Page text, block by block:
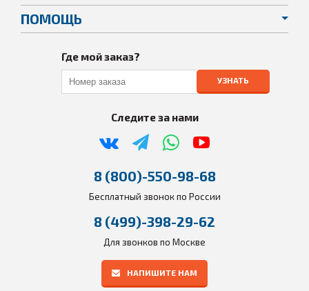
ПОМОЩЬ
Где мой заказ?
УЗНАТЬ
Следите за нами
8 (800)-550-98-68
Бесплатный звонок по России
8 (499)-398-29-62
Для звонков по Москве
НАПИШИТЕ НАМ